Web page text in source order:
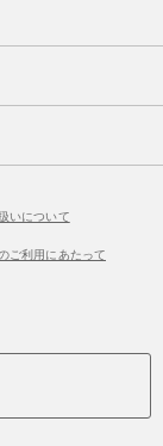
いについて
ご利用にあたって